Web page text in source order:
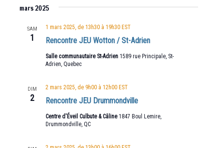
mars 2025
SAM
1 Rencontre JEU Wotton / St-Adrien
1 mars 2025, de 13h30à 19h30 EST
Salle communautaire St-Adrien 1589 rue Principale, St-
Adrien, Quebec
DIM
2 Rencontre JEU Drummondville
2 mars 2025, de 9h00à 12h00 EST
Centre d'Éveil Culbute & Câline 1847 Boul Lemire,
Drummondville, QC